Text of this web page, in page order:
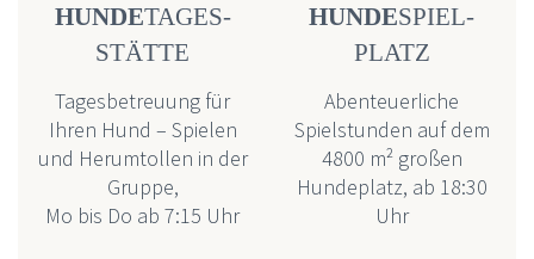
HUNDE­TAGES­
STÄTTE
Tagesbetreuung für
Ihren Hund – Spielen
und Herumtollen in der
Gruppe,
Mo bis Do ab 7:15 Uhr
HUNDE­SPIEL­
PLATZ
Abenteuerliche
Spielstunden auf dem
4800 m² großen
Hundeplatz, ab 18:30
Uhr